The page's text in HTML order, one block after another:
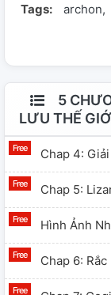
Tags: archon
5
LƯU THẾ
Chap 4:
Chap 5:
Hình Ảnh
Chap 6: